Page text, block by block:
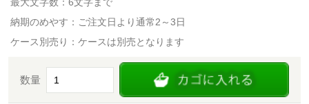
納期のめやす：ご注文日より通常2～3日
ケース別売り：ケースは別売となります
数量